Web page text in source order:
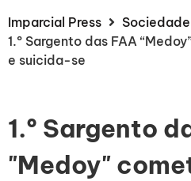
Imparcial Press
Sociedade
1.º Sargento das FAA
e suicida-se
1.º Sargento
"Medoy"